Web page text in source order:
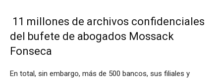
11 millones de archivos confidenciales
del bufete de abogados Mossack
Fonseca
En total, sin embargo, más de 500 bancos, sus filiales y